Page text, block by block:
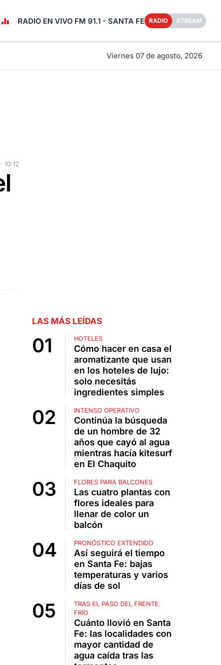
RADIO EN VIVO FM 91.1 - SANTA FE RADIO STREAM
Viernes 07 de agosto, 2026
10:12
LAS MÁS LEÍDAS
HOTELES
Cómo hacer en casa el
aromatizante que usan
en los hoteles de lujo:
solo necesitás
ingredientes simples
INTENSO OPERATIVO
Continúa la búsqueda
de un hombre de 32
años que cayó al agua
mientras hacía kitesurf
en El Chaquito
FLORES PARA BALCONES
Las cuatro plantas con
flores ideales para
llenar de color un
balcón
PRONÓSTICO EXTENDIDO
Así seguirá el tiempo
en Santa Fe: bajas
temperaturas y varios
días de sol
TRAS EL PASO DEL FRENTE
FRÍO
Cuánto llovió en Santa
Fe: las localidades con
mayor cantidad de
agua caída tras las